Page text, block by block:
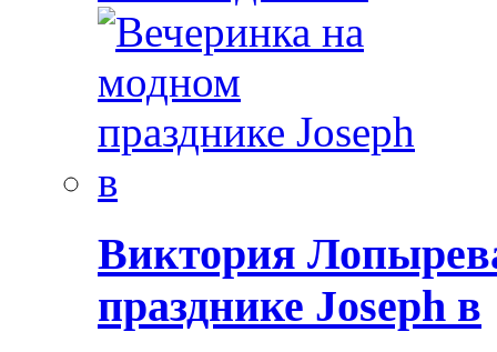
Виктория
празднике Joseph в